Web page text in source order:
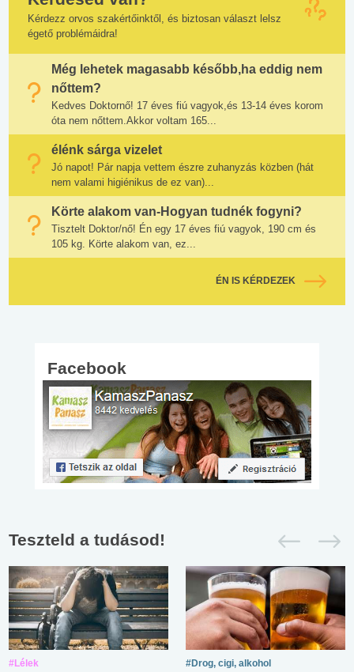
Kérdezz orvos szakértőinktől, és biztosan választ lelsz
égető problémáidra!
Még lehetek magasabb később,ha eddig nem
nőttem?
Kedves Doktornő! 17 éves fiú vagyok,és 13-14 éves korom
óta nem nőttem.Akkor voltam 165...
élénk sárga vizelet
Jó napot! Pár napja vettem észre zuhanyzás közben (hát
nem valami higiénikus de ez van)...
Körte alakom van-Hogyan tudnék fogyni?
Tisztelt Doktor/nő! Én egy 17 éves fiú vagyok, 190 cm és
105 kg. Körte alakom van, ez...
ÉN IS KÉRDEZEK
Facebook
Teszteld a tudásod!
#Lélek #Drog, cigi, alkohol